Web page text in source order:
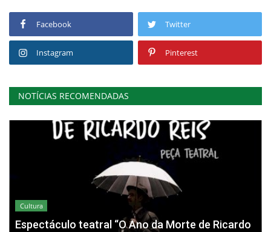
Facebook Twitter
Instagram Pinterest
NOTÍCIAS RECOMENDADAS
Cultura
Espectáculo teatral “O Ano da Morte de Ricardo